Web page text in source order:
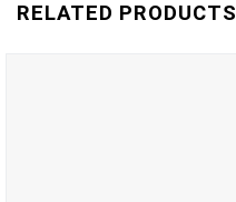
RELATED PRODUCTS